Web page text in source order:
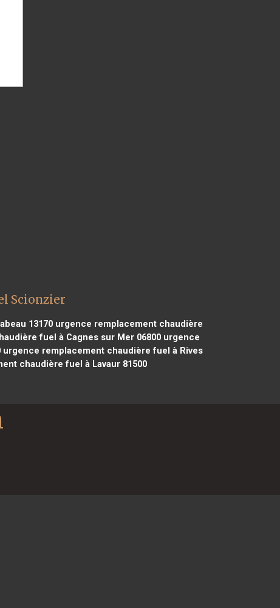
Scionzier
13170 urgence remplacement chaudière
fuel à Cagnes sur Mer 06800urgence
urgence remplacement chaudière fuel à Rives
chaudière fuel à Lavaur 81500